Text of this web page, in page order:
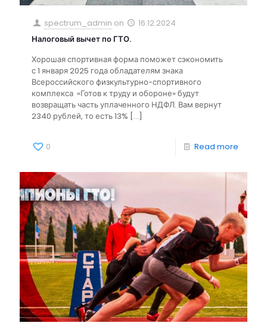
spectrum_admin on
16.12.2024
Налоговый вычет по ГТО.
Хорошая спортивная форма поможет сэкономить
с 1 января 2025 года обладателям знака
Всероссийского физкультурно-спортивного
комплекса «Готов к труду и обороне» будут
возвращать часть уплаченного НДФЛ. Вам вернут
2340 рублей, то есть 13% […]
0 Read more